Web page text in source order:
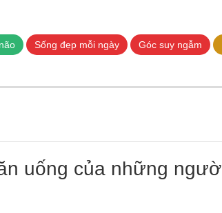
Sống đẹp mỗi ngày Góc suy ngẫm
uống của những